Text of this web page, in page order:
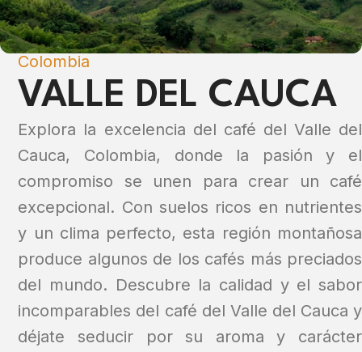
Colombia
VALLE DEL CAUCA
Explora la excelencia del café del Valle del
Cauca, Colombia, donde la pasión y el
compromiso se unen para crear un café
excepcional. Con suelos ricos en nutrientes
y un clima perfecto, esta región montañosa
produce algunos de los cafés más preciados
del mundo. Descubre la calidad y el sabor
incomparables del café del Valle del Cauca y
déjate seducir por su aroma y carácter